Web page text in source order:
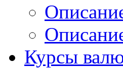
Курсы